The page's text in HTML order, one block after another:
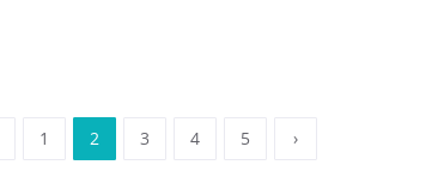
1 2 3 4 5 ›